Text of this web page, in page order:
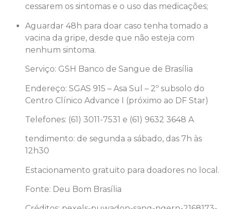
cessarem os sintomas e o uso das medicações;
Aguardar 48h para doar caso tenha tomado a
vacina da gripe, desde que não esteja com
nenhum sintoma.
Serviço: GSH Banco de Sangue de Brasília
Endereço: SGAS 915 – Asa Sul – 2º subsolo do
Centro Clínico Advance I (próximo ao DF Star)
Telefones: (61) 3011-7531 e (61) 9632 3648 A
tendimento: de segunda a sábado, das 7h às
12h30
Estacionamento gratuito para doadores no local.
Fonte: Deu Bom Brasília